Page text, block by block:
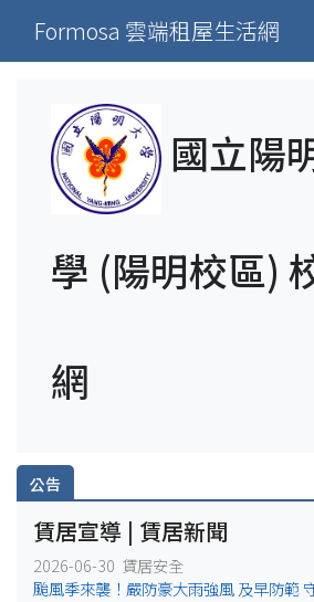
Formosa 雲端租屋生活網
國立陽
學 (陽明校區)
網
公告
賃居宣導 | 賃居新聞
2026-06-30 賃居安全
颱風季來襲！嚴防豪大雨強風 及早防範